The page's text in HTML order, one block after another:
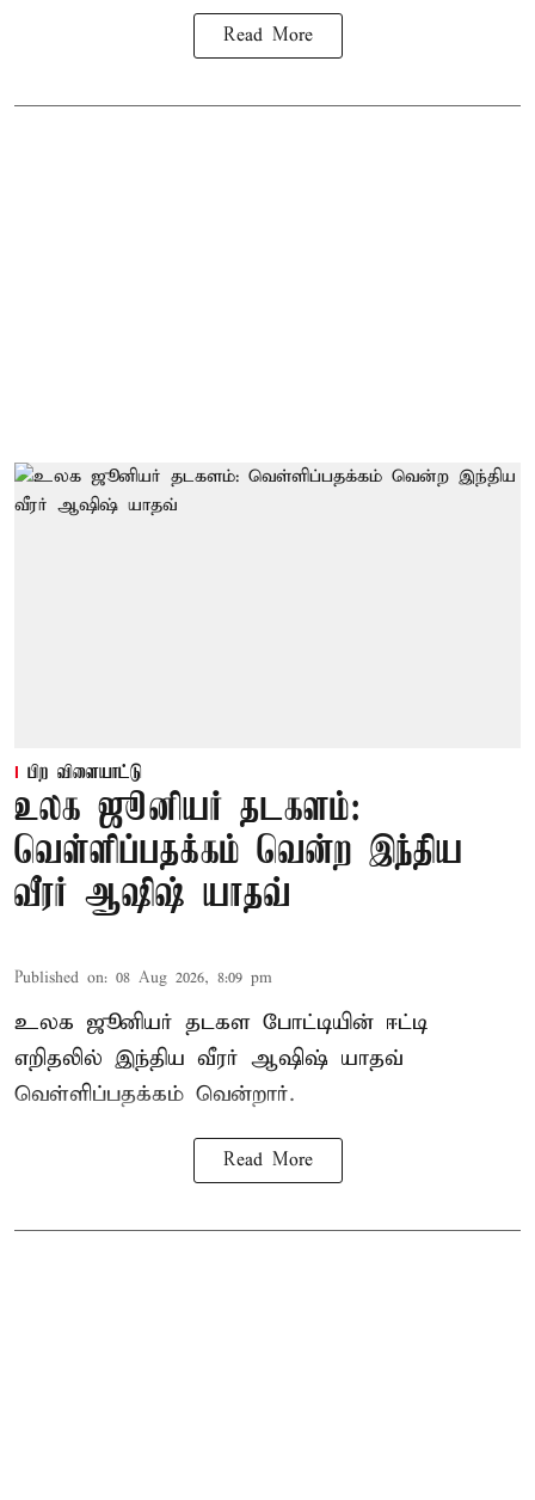
Read More
பிற விளையாட்டு
உலக ஜூனியர் தடகளம்:
வெள்ளிப்பதக்கம் வென்ற இந்திய
வீரர் ஆஷிஷ் யாதவ்
Published on: 08 Aug 2026, 8:09 pm
உலக ஜூனியர் தடகள போட்டியின் ஈட்டி
எறிதலில் இந்திய வீரர் ஆஷிஷ் யாதவ்
வெள்ளிப்பதக்கம் வென்றார்.
Read More